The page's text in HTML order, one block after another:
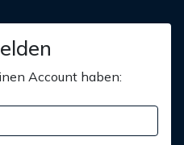
Account haben: